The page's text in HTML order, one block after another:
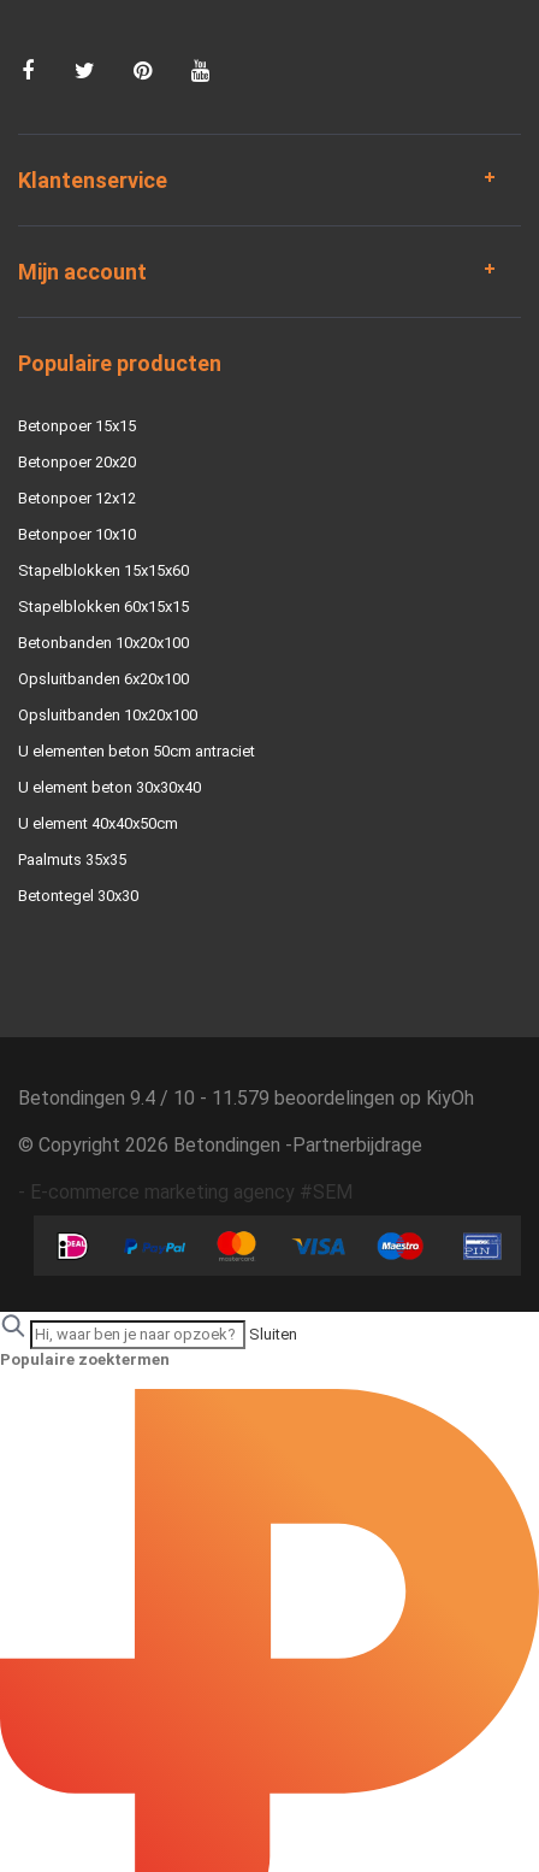
Klantenservice
Mijn account
Populaire producten
Betonpoer 15x15
Betonpoer 20x20
Betonpoer 12x12
Betonpoer 10x10
Stapelblokken 15x15x60
Stapelblokken 60x15x15
Betonbanden 10x20x100
Opsluitbanden 6x20x100
Opsluitbanden 10x20x100
U elementen beton 50cm antraciet
U element beton 30x30x40
U element 40x40x50cm
Paalmuts 35x35
Betontegel 30x30
Betondingen 9.4 / 10 - 11.579 beoordelingen op KiyOh
© Copyright 2026 Betondingen - Partnerbijdrage
- E-commerce marketing agency #SEM
Sluiten
Populaire zoektermen